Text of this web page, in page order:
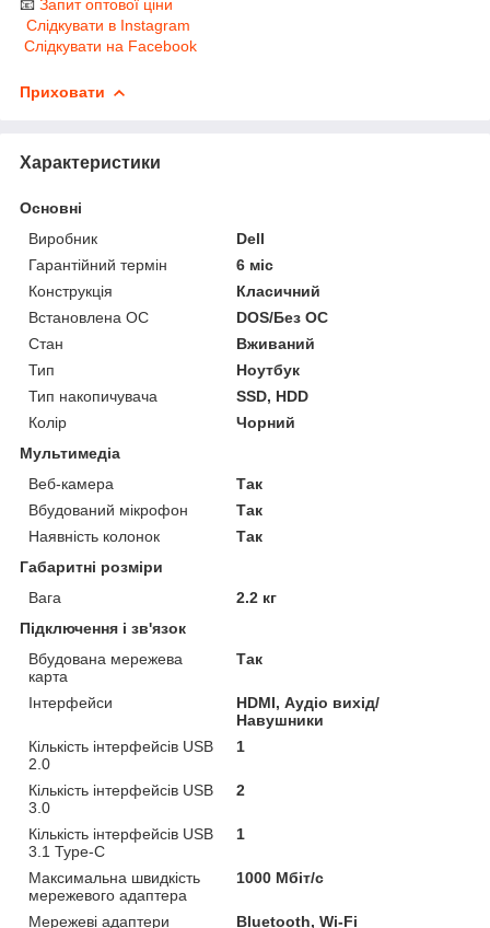
📧 Запит оптової ціни
Слідкувати в Instagram
Слідкувати на Facebook
Приховати
Характеристики
Основні
Виробник
Dell
Гарантійний термін
6 міс
Конструкція
Класичний
Встановлена ОС
DOS/Без ОС
Стан
Вживаний
Тип
Ноутбук
Тип накопичувача
SSD, HDD
Колір
Чорний
Мультимедіа
Веб-камера
Так
Вбудований мікрофон
Так
Наявність колонок
Так
Габаритні розміри
Вага
2.2 кг
Підключення і зв'язок
Вбудована мережева
карта
Так
Інтерфейси
HDMI, Аудіо вихід/
Навушники
Кількість інтерфейсів USB
2.0
1
Кількість інтерфейсів USB
3.0
2
Кількість інтерфейсів USB
3.1 Type-C
1
Максимальна швидкість
мережевого адаптера
1000 Мбіт/с
Мережеві адаптери
Bluetooth, Wi-Fi